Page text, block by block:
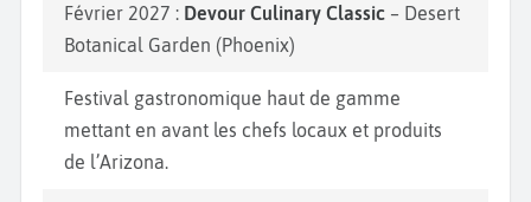
Février 2027 : Devour Culinary Classic – Desert
Botanical Garden (Phoenix)
Festival gastronomique haut de gamme
mettant en avant les chefs locaux et produits
de l’Arizona.